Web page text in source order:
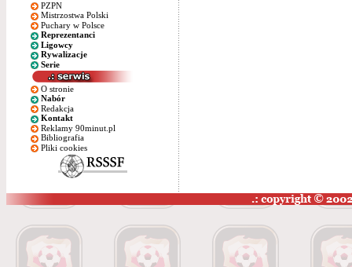
PZPN
Mistrzostwa Polski
Puchary w Polsce
Reprezentanci
Ligowcy
Rywalizacje
Serie
O stronie
Nabór
Redakcja
Kontakt
Reklamy 90minut.pl
Bibliografia
Pliki cookies